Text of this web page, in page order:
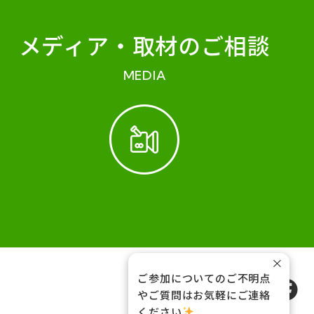
メディア・ 取材のご相談
MEDIA
FOLLOW US
ご参加についてのご不明点
やご質問はお気軽にご連絡
×